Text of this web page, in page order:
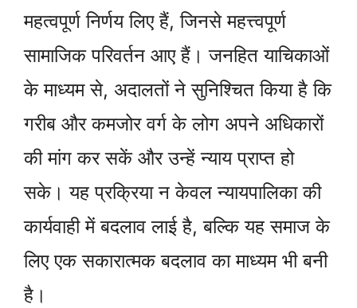
महत्वपूर्ण निर्णय लिए हैं, जिनसे महत्त्वपूर्ण
सामाजिक परिवर्तन आए हैं। जनहित याचिकाओं
के माध्यम से, अदालतों ने सुनिश्चित किया है कि
गरीब और कमजोर वर्ग के लोग अपने अधिकारों
की मांग कर सकें और उन्हें न्याय प्राप्त हो
सके। यह प्रक्रिया न केवल न्यायपालिका की
कार्यवाही में बदलाव लाई है, बल्कि यह समाज के
लिए एक सकारात्मक बदलाव का माध्यम भी बनी
है।